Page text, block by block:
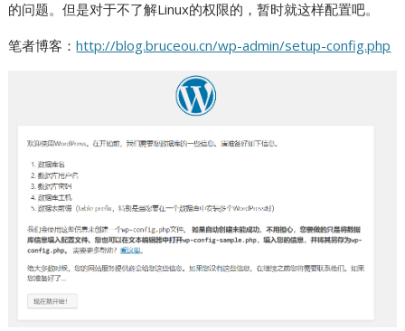
的问题。但是对于不了解Linux的权限的，暂时就这样配置吧。
笔者博客：http://blog.bruceou.cn/wp-admin/setup-config.php